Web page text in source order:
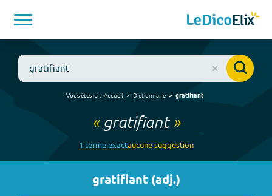
Vous êtes ici : Accueil Dictionnaire gratifiant
« gratifiant»
1 termeexactaucunesuggestion
gratifiant(adj.)